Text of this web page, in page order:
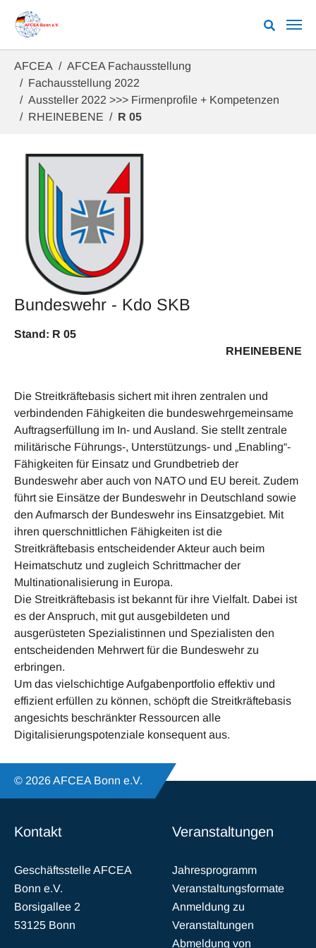
AFCEA
AFCEA Fachausstellung
Fachausstellung 2022
Aussteller 2022 >>> Firmenprofile + Kompetenzen
RHEINEBENE
R 05
Bundeswehr - Kdo SKB
Stand: R 05
RHEINEBENE
Die Streitkräftebasis sichert mit ihren zentralen und
verbindenden Fähigkeiten die bundeswehrgemeinsame
Auftragserfüllung im In- und Ausland. Sie stellt zentrale
militärische Führungs-, Unterstützungs- und „Enabling“-
Fähigkeiten für Einsatz und Grundbetrieb der
Bundeswehr aber auch von NATO und EU bereit. Zudem
führt sie Einsätze der Bundeswehr in Deutschland sowie
den Aufmarsch der Bundeswehr ins Einsatzgebiet. Mit
ihren querschnittlichen Fähigkeiten ist die
Streitkräftebasis entscheidender Akteur auch beim
Heimatschutz und zugleich Schrittmacher der
Multinationalisierung in Europa.
Die Streitkräftebasis ist bekannt für ihre Vielfalt. Dabei ist
es der Anspruch, mit gut ausgebildeten und
ausgerüsteten Spezialistinnen und Spezialisten den
entscheidenden Mehrwert für die Bundeswehr zu
erbringen.
Um das vielschichtige Aufgabenportfolio effektiv und
effizient erfüllen zu können, schöpft die Streitkräftebasis
angesichts beschränkter Ressourcen alle
Digitalisierungspotenziale konsequent aus.
© 2026 AFCEA Bonn e.V.
Kontakt
Geschäftsstelle AFCEA
Bonn e.V.
Borsigallee 2
53125 Bonn
Veranstaltungen
Jahresprogramm
Veranstaltungsformate
Anmeldung zu
Veranstaltungen
Abmeldung von